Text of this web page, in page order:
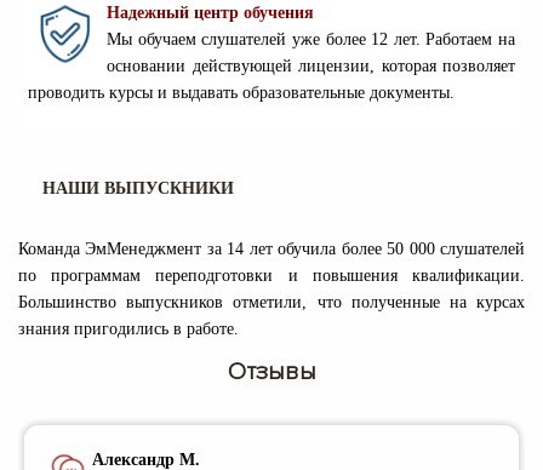
Надежный центр обучения
Мы обучаем слушателей уже более 12 лет. Работаем на
основании действующей лицензии, которая позволяет
проводить курсы и выдавать образовательные документы.
НАШИ ВЫПУСКНИКИ
Команда ЭмМенеджмент за 14 лет обучила более 50 000 слушателей
по программам переподготовки и повышения квалификации.
Большинство выпускников отметили, что полученные на курсах
знания пригодились в работе.
Отзывы
Александр М.